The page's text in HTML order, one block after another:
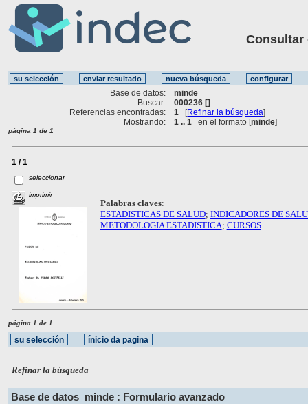
Consultar
Base de datos:
minde
Buscar:
000236 []
Referencias encontradas:
1 [Refinar la búsqueda]
Mostrando:
1 .. 1 en el formato [minde]
página 1 de 1
1 / 1
seleccionar
imprimir
Palabras claves:
ESTADISTICAS DE SALUD; INDICADORES DE
METODOLOGIA ESTADISTICA; CURSOS. .
página 1 de 1
Refinar la búsqueda
Base de datos minde : Formulario avanzado